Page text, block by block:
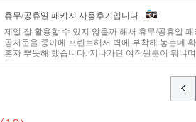
휴무/공휴일 패키지 사용후기입니다.
제일 잘 활용할 수 있지 않을까 해서 휴무/공휴일
공지문을 종이에 프린트해서 벽에 부착해 놓는데
혼자 뿌듯해 했습니다. 지나가던 여직원분이 뭐냐